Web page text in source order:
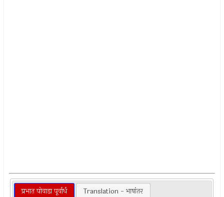
प्रभात पोवाडा पूर्वार्ध Translation - भाषांतर